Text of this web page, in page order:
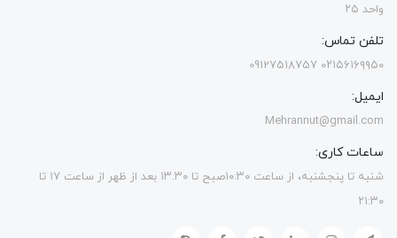
واحد ۲۵
تلفن تماس:
۰۲۱۵۶۱۶۹۹۵۰ 09127518757
ایمیل:
Mehrannut@gmail.com
ساعات کاری:
شنبه تا پنجشنبه، از ساعت ۱۰:۳۰صبح تا ۱۳.۳۰ بعد از ظهر از ساعت ۱۷ تا
۲۱:۳۰